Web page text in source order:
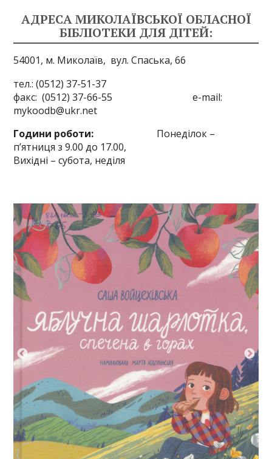
АДРЕСА МИКОЛАЇВСЬКОЇ ОБЛАСНОЇ
БІБЛІОТЕКИ ДЛЯ ДІТЕЙ:
54001, м. Миколаїв, вул. Спаська, 66
тел.: (0512) 37-51-37
факс: (0512) 37-66-55 e-mail:
mykoodb@ukr.net
Години роботи: Понеділок –
п’ятниця з 9.00 до 17.00,
Вихідні – субота, неділя